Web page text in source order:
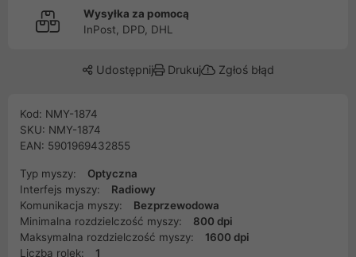
Wysyłka za pomocą
InPost, DPD, DHL
Udostępnij Drukuj Zgłoś błąd
Kod: NMY-1874
SKU: NMY-1874
EAN: 5901969432855
Typ myszy:
Optyczna
Interfejs myszy:
Radiowy
Komunikacja myszy:
Bezprzewodowa
Minimalna rozdzielczość myszy:
800 dpi
Maksymalna rozdzielczość myszy:
1600 dpi
Liczba rolek:
1